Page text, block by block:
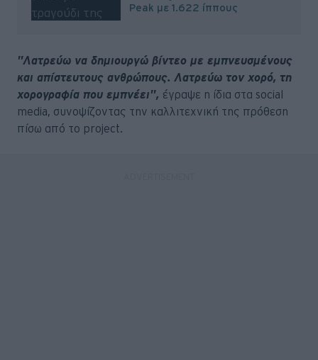
Peak με 1.622 ίππους
"Λατρεύω να δημιουργώ βίντεο με εμπνευσμένους
και απίστευτους ανθρώπους. Λατρεύω τον χορό, τη
χορογραφία που εμπνέει", έγραψε η ίδια στα social
media, συνοψίζοντας την καλλιτεχνική της πρόθεση
πίσω από το project.